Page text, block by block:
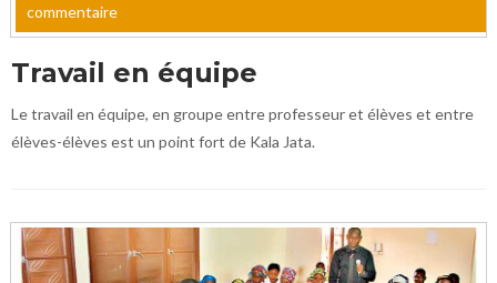
commentaire
Travail en équipe
Le travail en équipe, en groupe entre professeur et élèves et entre
élèves-élèves est un point fort de Kala Jata.